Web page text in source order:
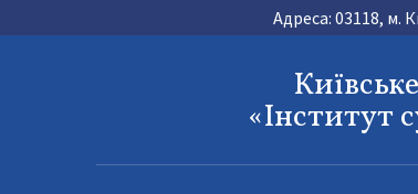
Адреса: 03118, м.
«Інститут